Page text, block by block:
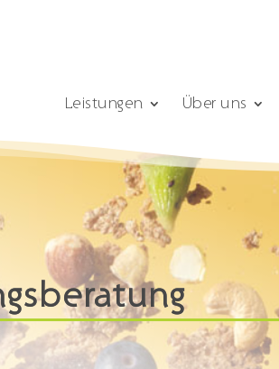
Leistungen Über uns